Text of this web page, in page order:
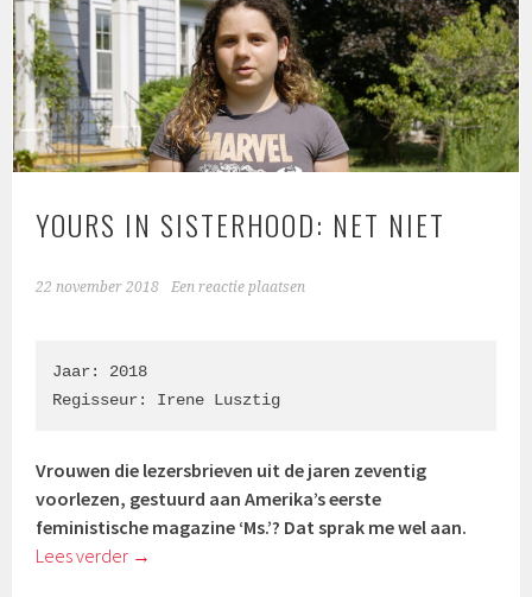
YOURS IN SISTERHOOD: NET NIET
22 november 2018 Een reactie plaatsen
Jaar: 2018
Regisseur: Irene Lusztig
Vrouwen die lezersbrieven uit de jaren zeventig
voorlezen, gestuurd aan Amerika’s eerste
feministische magazine ‘Ms.’? Dat sprak me wel aan.
Lees verder →